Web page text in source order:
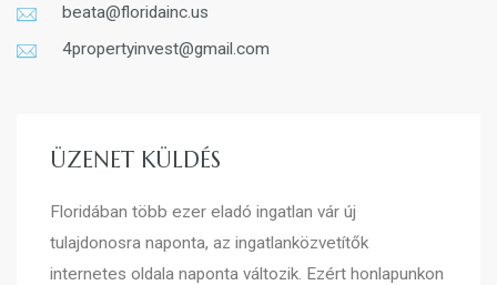
beata@floridainc.us
4propertyinvest@gmail.com
ÜZENET KÜLDÉS
Floridában több ezer eladó ingatlan vár új
tulajdonosra naponta, az ingatlanközvetítők
internetes oldala naponta változik. Ezért honlapunkon